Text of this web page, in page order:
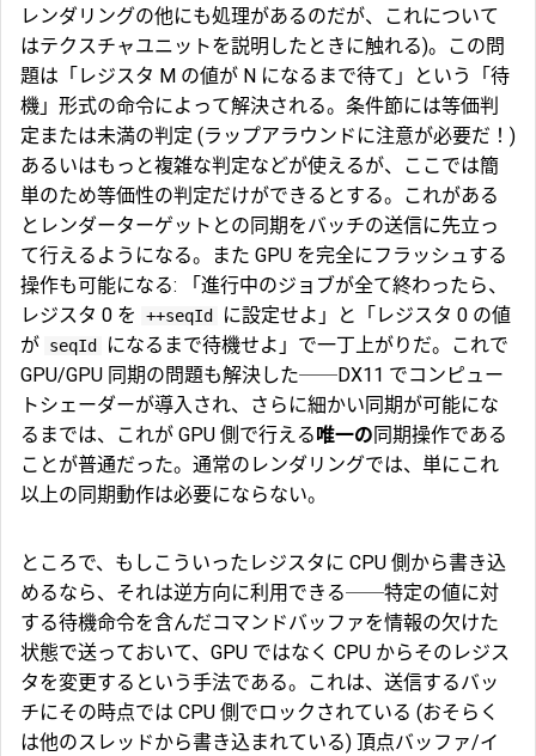
レンダリングの他にも処理があるのだが、これについて
はテクスチャユニットを説明したときに触れる)。この問
題は「レジスタ M の値が N になるまで待て」という「待
機」形式の命令によって解決される。条件節には等価判
定または未満の判定 (ラップアラウンドに注意が必要だ！)
あるいはもっと複雑な判定などが使えるが、ここでは簡
単のため等価性の判定だけができるとする。これがある
とレンダーターゲットとの同期をバッチの送信に先立っ
て行えるようになる。また GPU を完全にフラッシュする
操作も可能になる: 「進行中のジョブが全て終わったら、
レジスタ 0 を
++seqId
に設定せよ」と「レジスタ 0 の値
が seqId
になるまで待機せよ」で一丁上がりだ。これで
GPU/GPU 同期の問題も解決した──DX11 でコンピュー
トシェーダーが導入され、さらに細かい同期が可能にな
るまでは、これが GPU 側で行える唯一の 同期操作である
ことが普通だった。通常のレンダリングでは、単にこれ
以上の同期動作は必要にならない。
ところで、もしこういったレジスタに CPU 側から書き込
めるなら、それは逆方向に利用できる──特定の値に対
する待機命令を含んだコマンドバッファを情報の欠けた
状態で送っておいて、GPU ではなく CPU からそのレジス
タを変更するという手法である。これは、送信するバッ
チにその時点では CPU 側でロックされている (おそらく
は他のスレッドから書き込まれている) 頂点バッファ/イ